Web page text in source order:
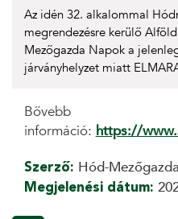
Az idén 32. alkalommal
megrendezésre kerülő
Mezőgazda Napok a
járványhelyzet miatt
Bővebb
információ: https://
Szerző: Hód-
Megjelenési dátum: